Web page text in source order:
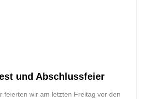
und Abschlussfeier
feierten wir am letzten Freitag vor den